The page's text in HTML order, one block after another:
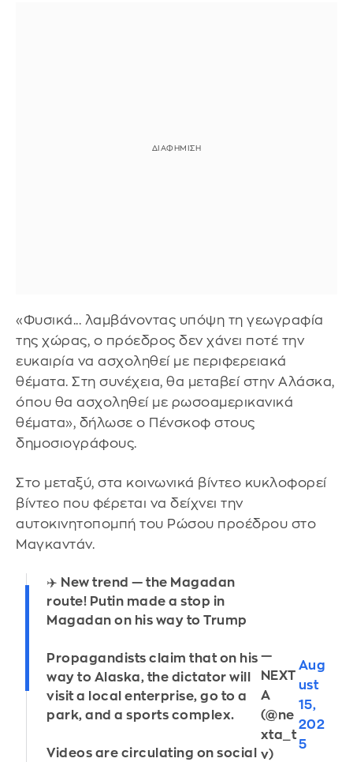
«Φυσικά... λαμβάνοντας υπόψη τη γεωγραφία
της χώρας, ο πρόεδρος δεν χάνει ποτέ την
ευκαιρία να ασχοληθεί με περιφερειακά
θέματα. Στη συνέχεια, θα μεταβεί στην Αλάσκα,
όπου θα ασχοληθεί με ρωσοαμερικανικά
θέματα», δήλωσε ο Πένσκοφ στους
δημοσιογράφους.
Στο μεταξύ, στα κοινωνικά βίντεο κυκλοφορεί
βίντεο που φέρεται να δείχνει την
αυτοκινητοπομπή του Ρώσου προέδρου στο
Μαγκαντάν.
✈️ New trend — the Magadan
route! Putin made a stop in
Magadan on his way to Trump
Propagandists claim that on his
way to Alaska, the dictator will
visit a local enterprise, go to a
park, and a sports complex.
Videos are circulating on social
—
NEXT
A
(@ne
xta_t
v)
Aug
ust
15,
202
5